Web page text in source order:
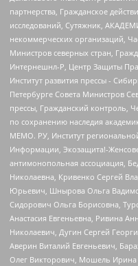
партнерства, Гражданское
исследований, Сутяжник,
некоммерческих организаций,
Министров северных стран,
Интернешнл-Р, Центр Защиты
Институт развития прессы -
Петербурге Совета Министров
прессы, Гражданский контроль,
по сохранению наследия
МЕМО. РУ, Институт
Информации, Экозащита!-
антимонопольная ассоциация,
Николаевна, Кривенко Сергей
Юрьевич, Шнырова Ольга
Сидорович Ольга Борисовна,
Анастасия Евгеньевна, Ривина
Николаевич, Дугин Сергей
Аверин Виталий Евгеньевич,
Олег Викторович, Мошель